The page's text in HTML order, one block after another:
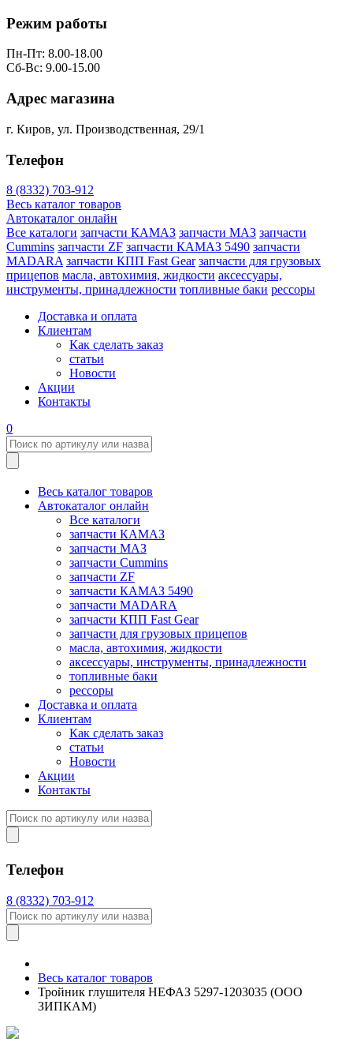
Режим работы
Пн-Пт: 8.00-18.00
Сб-Вс: 9.00-15.00
Адрес магазина
г. Киров, ул. Производственная, 29/1
Телефон
8 (8332) 703-912
Весь каталог товаров
Автокаталог онлайн
Все каталоги запчасти КАМАЗ запчасти МАЗ запчасти
Cummins запчасти ZF запчасти КАМАЗ 5490 запчасти
MADARA запчасти КПП Fast Gear запчасти для грузовых
прицепов масла, автохимия, жидкости аксессуары,
инструменты, принадлежности топливные баки рессоры
Доставка и оплата
Клиентам
Как сделать заказ
статьи
Новости
Акции
Контакты
0
Весь каталог товаров
Автокаталог онлайн
Все каталоги
запчасти КАМАЗ
запчасти МАЗ
запчасти Cummins
запчасти ZF
запчасти КАМАЗ 5490
запчасти MADARA
запчасти КПП Fast Gear
запчасти для грузовых прицепов
масла, автохимия, жидкости
аксессуары, инструменты, принадлежности
топливные баки
рессоры
Доставка и оплата
Клиентам
Как сделать заказ
статьи
Новости
Акции
Контакты
Телефон
8 (8332) 703-912
Весь каталог товаров
Тройник глушителя НЕФАЗ 5297-1203035 (ООО
ЗИПКАМ)